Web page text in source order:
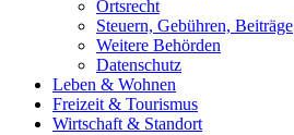
Ortsrecht
Steuern, Gebühren, Beiträge
Weitere Behörden
Datenschutz
Leben & Wohnen
Freizeit & Tourismus
Wirtschaft & Standort